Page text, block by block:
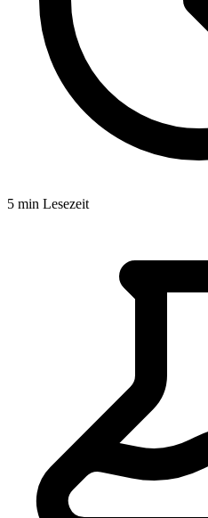
5 min Lesezeit